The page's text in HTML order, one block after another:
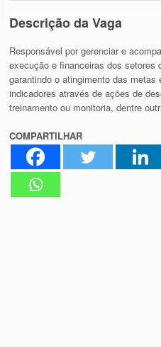
Descrição da Vaga
Responsável por gerenciar e
execução e financeiras dos setores
garantindo o atingimento das
indicadores através de ações de
treinamento ou monitoria, dentre
COMPARTILHAR